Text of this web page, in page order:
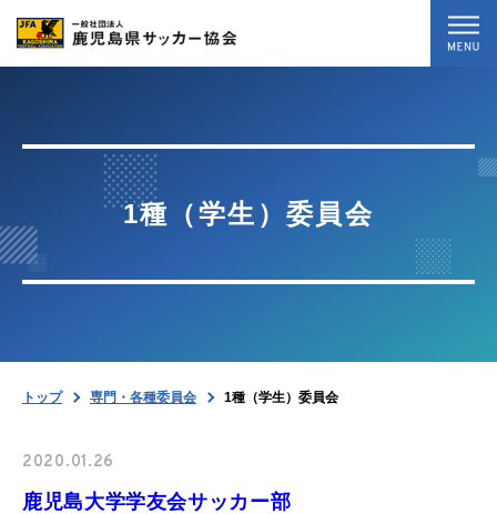
最新情報
専門・各種委員会
お問い合わせ
暴力等根絶相談案内
1種（学生）委員会
トップ 専門・各種委員会 1種（学生）委員会
2020.01.26
鹿児島大学学友会サッカー部